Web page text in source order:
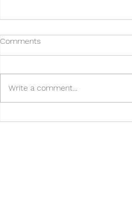
Comments
Write a comment...